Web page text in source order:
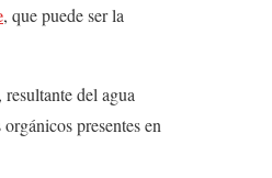
, que puede ser la
, resultante del agua
presentes en